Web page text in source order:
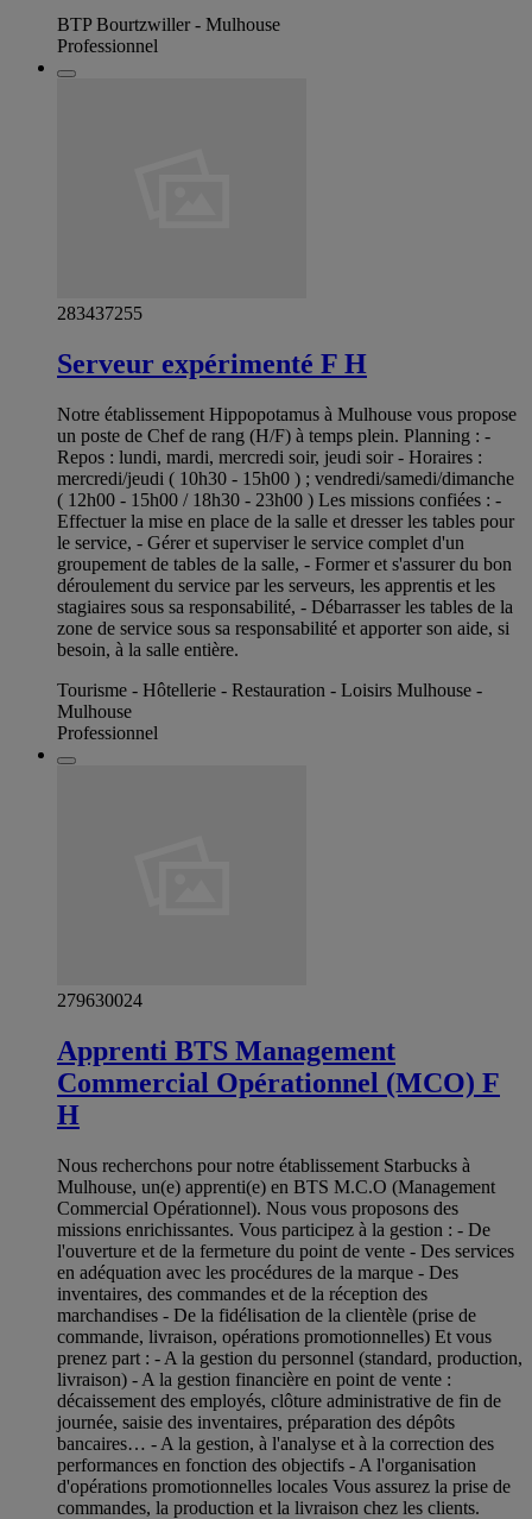
BTP Bourtzwiller - Mulhouse
Professionnel
283437255
Serveur expérimenté F H
Notre établissement Hippopotamus à Mulhouse vous propose
un poste de Chef de rang (H/F) à temps plein. Planning : -
Repos : lundi, mardi, mercredi soir, jeudi soir - Horaires :
mercredi/jeudi ( 10h30 - 15h00 ) ; vendredi/samedi/dimanche
( 12h00 - 15h00 / 18h30 - 23h00 ) Les missions confiées : -
Effectuer la mise en place de la salle et dresser les tables pour
le service, - Gérer et superviser le service complet d'un
groupement de tables de la salle, - Former et s'assurer du bon
déroulement du service par les serveurs, les apprentis et les
stagiaires sous sa responsabilité, - Débarrasser les tables de la
zone de service sous sa responsabilité et apporter son aide, si
besoin, à la salle entière.
Tourisme - Hôtellerie - Restauration - Loisirs Mulhouse -
Mulhouse
Professionnel
279630024
Apprenti BTS Management
Commercial Opérationnel (MCO) F
H
Nous recherchons pour notre établissement Starbucks à
Mulhouse, un(e) apprenti(e) en BTS M.C.O (Management
Commercial Opérationnel). Nous vous proposons des
missions enrichissantes. Vous participez à la gestion : - De
l'ouverture et de la fermeture du point de vente - Des services
en adéquation avec les procédures de la marque - Des
inventaires, des commandes et de la réception des
marchandises - De la fidélisation de la clientèle (prise de
commande, livraison, opérations promotionnelles) Et vous
prenez part : - A la gestion du personnel (standard, production,
livraison) - A la gestion financière en point de vente :
décaissement des employés, clôture administrative de fin de
journée, saisie des inventaires, préparation des dépôts
bancaires… - A la gestion, à l'analyse et à la correction des
performances en fonction des objectifs - A l'organisation
d'opérations promotionnelles locales Vous assurez la prise de
commandes, la production et la livraison chez les clients.